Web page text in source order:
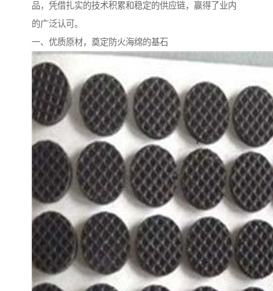
品，凭借扎实的技术积累和稳定的供应链，赢得了业内
的广泛认可。
一、优质原材，奠定防火海绵的基石